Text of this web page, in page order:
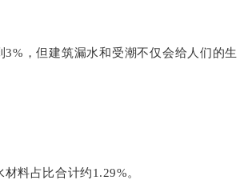
，但建筑漏水和受潮不仅会给人们的生
料占比合计约1.29%。